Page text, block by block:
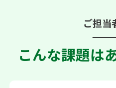
ご担当
こんな課題は